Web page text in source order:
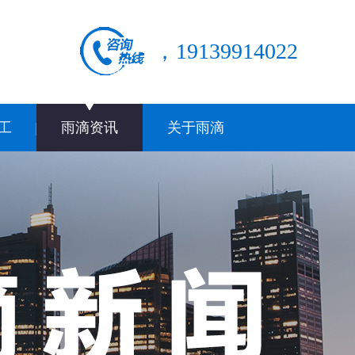
，19139914022
雨滴资讯 关于雨滴